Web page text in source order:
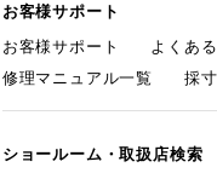
お客様サポート
お客様サポート
よくあ
修理マニュアル一覧
採
ショールーム・取扱店検索